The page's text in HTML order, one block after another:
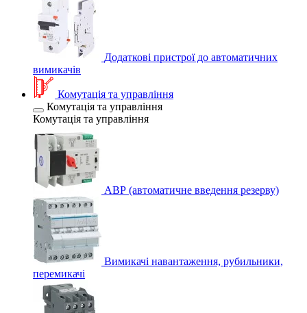
Додаткові пристрої до автоматичних
вимикачів
Комутація та управління
Комутація та управління
Комутація та управління
АВР (автоматичне введення резерву)
Вимикачі навантаження, рубильники,
перемикачі